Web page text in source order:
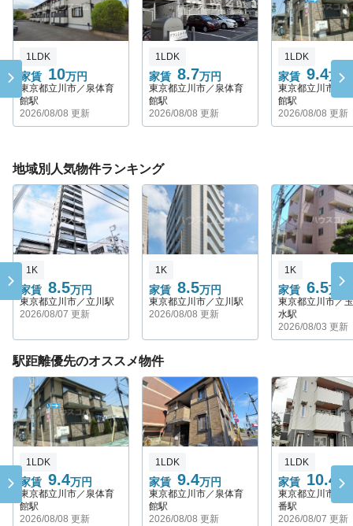
家賃 10万円
1LDK
東京都立川市／泉体育
館駅
2026/08/08 更新
家賃 8.7万円
1LDK
東京都立川市／泉体育
館駅
2026/08/08 更新
家賃 9.4万円
1LDK
東京都立川市／
館駅
2026/08/08 更新
地域別人気物件ランキング
家賃 8.5万円
1K
東京都立川市／立川駅
2026/08/07 更新
家賃 8.5万円
1K
東京都立川市／立川駅
2026/08/08 更新
家賃 6.5万円
1K
東京都立川市／
水駅
2026/08/03 更新
駅距離優先のオススメ物件
家賃 9.4万円
1LDK
東京都立川市／泉体育
館駅
2026/08/08 更新
家賃 9.4万円
1LDK
東京都立川市／泉体育
館駅
2026/08/08 更新
家賃 10.4 万
1LDK
東京都立川市／
番駅
2026/08/07 更新